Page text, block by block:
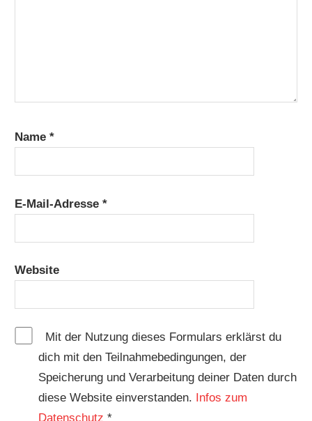
Name*
E-Mail-Adresse*
Website
Mit der Nutzung dieses Formulars erklärst du
dich mit den Teilnahmebedingungen, der
Speicherung und Verarbeitung deiner Daten durch
diese Website einverstanden. Infos zum
Datenschutz *